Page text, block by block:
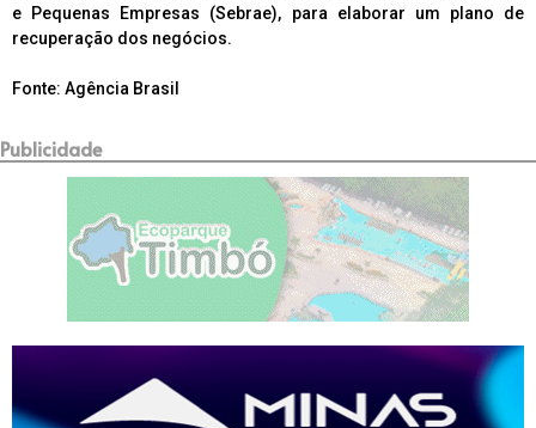
e Pequenas Empresas (Sebrae), para elaborar um plano de
recuperação dos negócios.
Fonte: Agência Brasil
Publicidade